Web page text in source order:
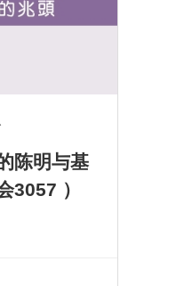
陈明与基
3057 ）
年全台青
圣徒的信
会历史巡